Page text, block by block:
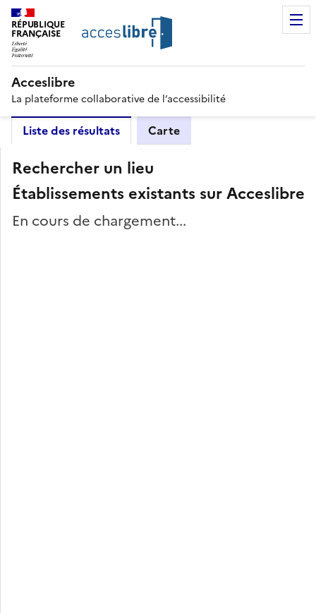
RÉPUBLIQUE
FRANÇAISE
Acceslibre
La plateforme collaborative de l’accessibilité
Liste des résultats Carte
Rechercher un lieu
Établissements existants sur Acceslibre
En cours de chargement...